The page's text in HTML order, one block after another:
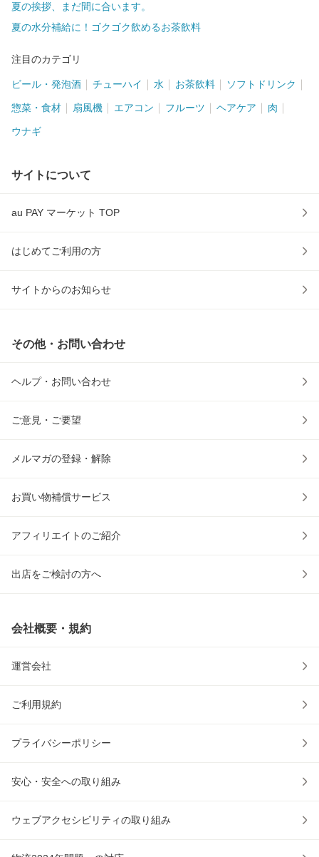
夏の挨拶、まだ間に合います。
夏の水分補給に！ゴクゴク飲めるお茶飲料
注目のカテゴリ
ビール・発泡酒 チューハイ 水 お茶飲料 ソフトドリンク
惣菜・食材 扇風機 エアコン フルーツ ヘアケア 肉
ウナギ
サイトについて
au PAY マーケット TOP
はじめてご利用の方
サイトからのお知らせ
その他・お問い合わせ
ヘルプ・お問い合わせ
ご意見・ご要望
メルマガの登録・解除
お買い物補償サービス
アフィリエイトのご紹介
出店をご検討の方へ
会社概要・規約
運営会社
ご利用規約
プライバシーポリシー
安心・安全への取り組み
ウェブアクセシビリティの取り組み